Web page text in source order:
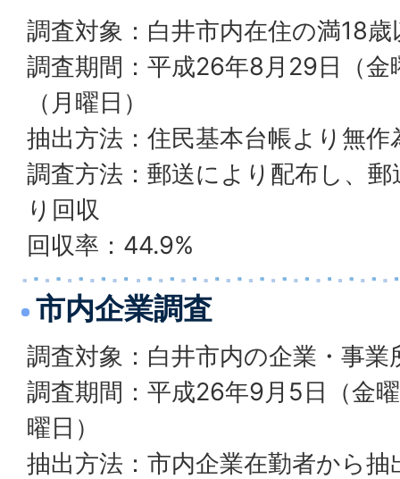
調査対象：白井市内在住の満18
調査期間：平成26年8月29日（
（月曜日）
抽出方法：住民基本台帳より無作
調査方法：郵送により配布し、
り回収
回収率：44.9%
市内企業調査
調査対象：白井市内の企業・事
調査期間：平成26年9月5日（金
曜日）
抽出方法：市内企業在勤者から